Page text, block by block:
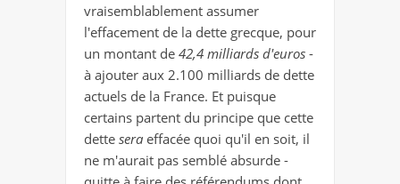
vraisemblablement assumer
l'effacement de la dette grecque, pour
un montant de 42,4 milliards d'euros -
à ajouter aux 2.100 milliards de dette
actuels de la France. Et puisque
certains partent du principe que cette
dette sera effacée quoi qu'il en soit, il
ne m'aurait pas semblé absurde -